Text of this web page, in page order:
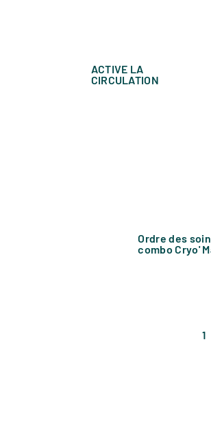
ACTIVE LA
CIRCULATION
Ordre des
combo Cryo'
1